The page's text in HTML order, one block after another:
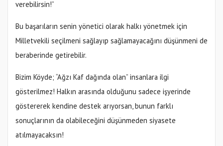
verebilirsin!”
Bu başarıların senin yönetici olarak halkı yönetmek için
Milletvekili seçilmeni sağlayıp sağlamayacağını düşünmeni de
beraberinde getirebilir.
Bizim Köyde; “Ağzı Kaf dağında olan” insanlara ilgi
gösterilmez! Halkın arasında olduğunu sadece işyerinde
göstererek kendine destek arıyorsan, bunun farklı
sonuçlarının da olabileceğini düşünmeden siyasete
atılmayacaksın!